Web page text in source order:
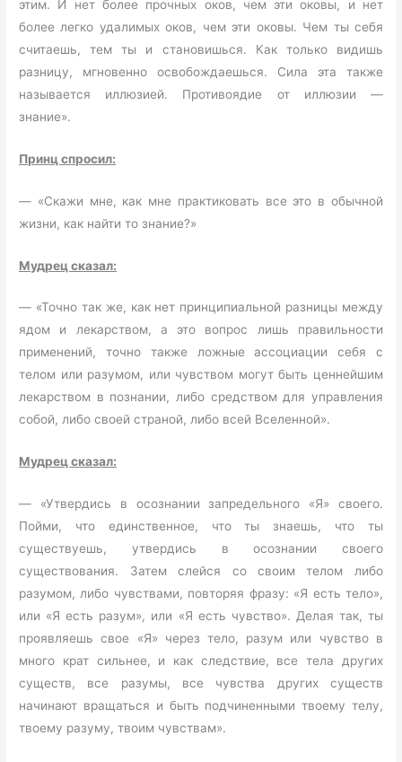
этим. И нет более прочных оков, чем эти оковы, и нет
более легко удалимых оков, чем эти оковы. Чем ты себя
считаешь, тем ты и становишься. Как только видишь
разницу, мгновенно освобождаешься. Сила эта также
называется иллюзией. Противоядие от иллюзии —
знание».
Принц спросил:
— «Скажи мне, как мне практиковать все это в обычной
жизни, как найти то знание?»
Мудрец сказал:
— «Точно так же, как нет принципиальной разницы между
ядом и лекарством, а это вопрос лишь правильности
применений, точно также ложные ассоциации себя с
телом или разумом, или чувством могут быть ценнейшим
лекарством в познании, либо средством для управления
собой, либо своей страной, либо всей Вселенной».
Мудрец сказал:
— «Утвердись в осознании запредельного «Я» своего.
Пойми, что единственное, что ты знаешь, что ты
существуешь, утвердись в осознании своего
существования. Затем слейся со своим телом либо
разумом, либо чувствами, повторяя фразу: «Я есть тело»,
или «Я есть разум», или «Я есть чувство». Делая так, ты
проявляешь свое «Я» через тело, разум или чувство в
много крат сильнее, и как следствие, все тела других
существ, все разумы, все чувства других существ
начинают вращаться и быть подчиненными твоему телу,
твоему разуму, твоим чувствам».